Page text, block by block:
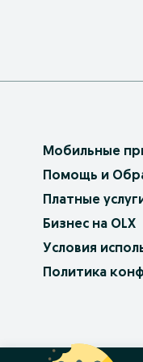
Мобильные
Помощь и
Платные
Бизнес на OLX
Условия
Политика